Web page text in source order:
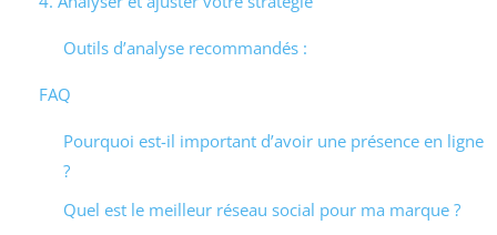
Outils d’analyse recommandés :
FAQ
Pourquoi est-il important d’avoir une présence en ligne
?
Quel est le meilleur réseau social pour ma marque ?